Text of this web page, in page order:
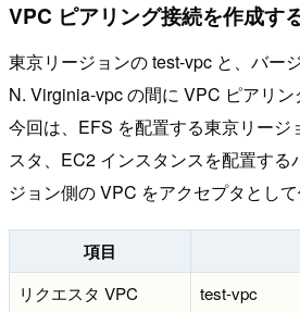
VPC ピアリング接続を作成す
東京リージョンの test-vpc と、バー
N. Virginia-vpc の間に VPC ピアリン
今回は、EFS を配置する東京リージ
スタ、EC2 インスタンスを配置する
ジョン側の VPC をアクセプタとして
項目
リクエスタ VPC
test-vpc